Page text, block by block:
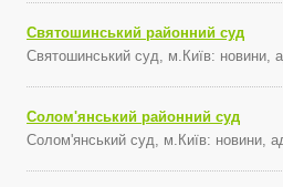
Святошинський районний суд
Святошинський суд, м.Київ: новини,
Солом'янський районний суд
Солом'янський суд, м.Київ: новини,